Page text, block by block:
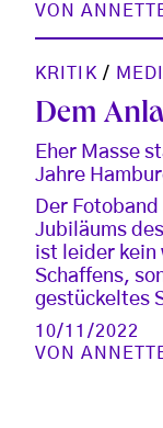
VON
KRITIK /
Dem
Eher Masse
Jahre
Der
Jubiläums
ist leider kein
Schaffens,
gestückeltes
10/11/2022
VON